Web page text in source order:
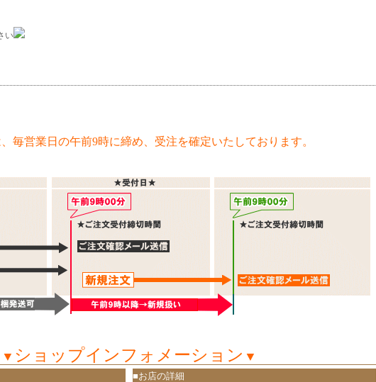
い
毎営業日の午前9時に締め、受注を確定いたしております。
▼ ショップインフォメーション ▼
■お店の詳細